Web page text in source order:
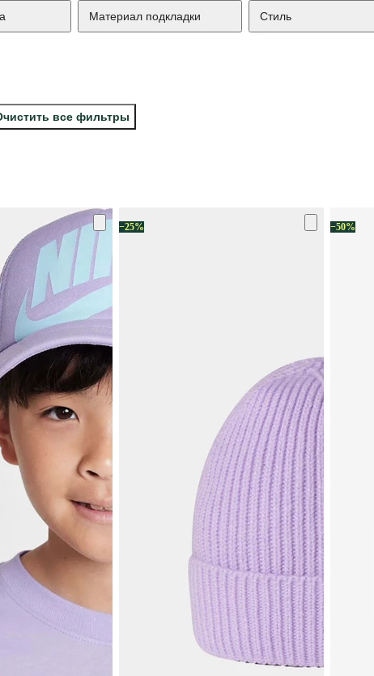
Материал подкладки Стиль
все фильтры
−25% −50%